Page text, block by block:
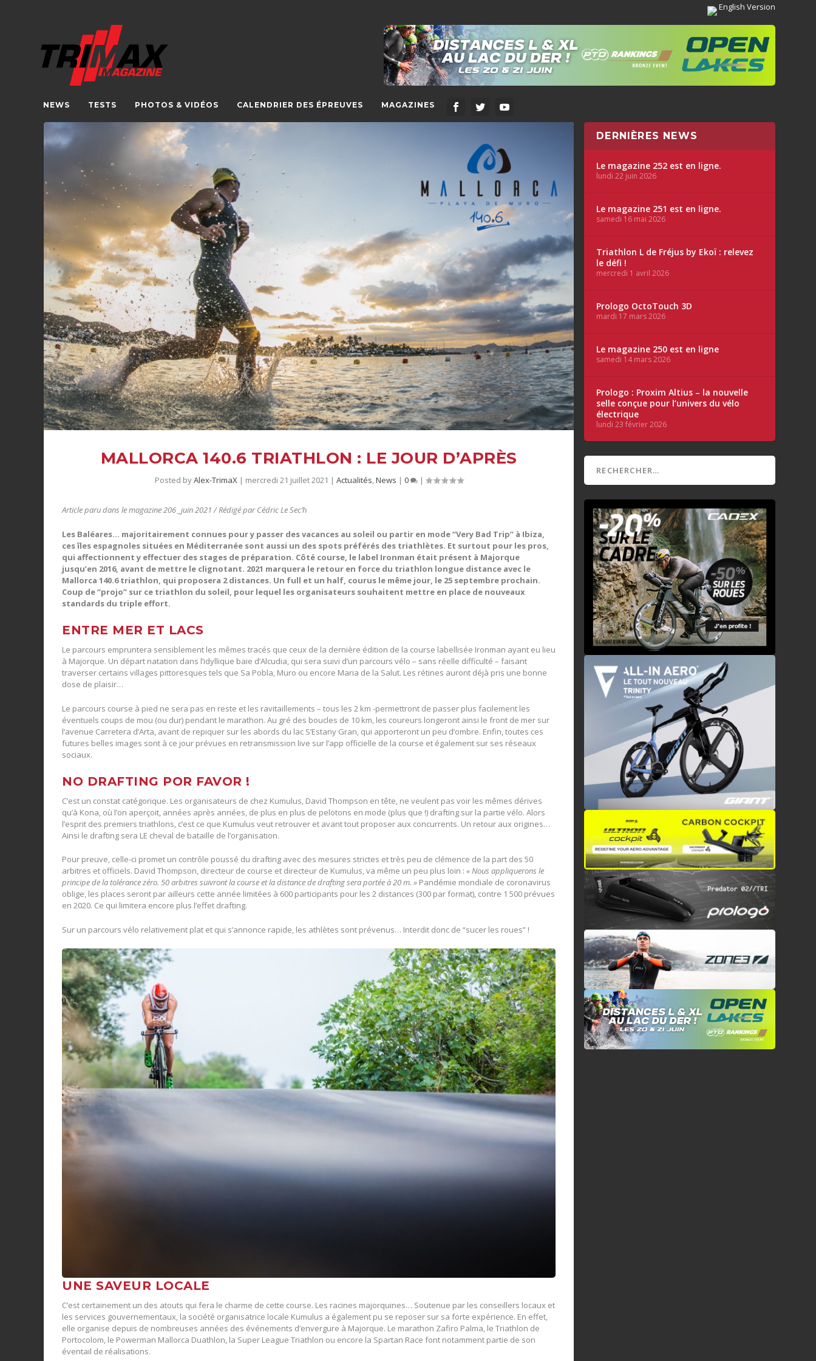
English Version
NEWS TESTS PHOTOS & VIDÉOS CALENDRIER DES ÉPREUVES MAGAZINES
MALLORCA 140.6 TRIATHLON : LE JOUR D’APRÈS
Posted byAlex-TrimaX| mercredi 21 juillet 2021 | Actualités,News | 0 |
Article paru dans le magazine 206 _juin 2021 / Rédigé par Cédric Le Sec’h
Les Baléares… majoritairement connues pour y passer des vacances au soleil ou partir en mode “Very Bad Trip” à Ibiza,
ces îles espagnoles situées en Méditerranée sont aussi un des spots préférés des triathlètes. Et surtout pour les pros,
qui affectionnent y effectuer des stages de préparation. Côté course, le label Ironman était présent à Majorque
jusqu’en 2016, avant de mettre le clignotant. 2021 marquera le retour en force du triathlon longue distance avec le
Mallorca 140.6 triathlon, qui proposera 2 distances. Un full et un half, courus le même jour, le 25 septembre prochain.
Coup de “projo” sur ce triathlon du soleil, pour lequel les organisateurs souhaitent mettre en place de nouveaux
standards du triple effort.
ENTRE MER ET LACS
Le parcours empruntera sensiblement les mêmes tracés que ceux de la dernière édition de la course labellisée Ironman ayant eu lieu
à Majorque. Un départ natation dans l’idyllique baie d’Alcudia, qui sera suivi d’un parcours vélo – sans réelle difficulté – faisant
traverser certains villages pittoresques tels que Sa Pobla, Muro ou encore Maria de la Salut. Les rétines auront déjà pris une bonne
dose de plaisir…
Le parcours course à pied ne sera pas en reste et les ravitaillements – tous les 2 km -permettront de passer plus facilement les
éventuels coups de mou (ou dur) pendant le marathon. Au gré des boucles de 10 km, les coureurs longeront ainsi le front de mer sur
l’avenue Carretera d’Arta, avant de repiquer sur les abords du lac S’Estany Gran, qui apporteront un peu d’ombre. Enfin, toutes ces
futures belles images sont à ce jour prévues en retransmission live sur l’app officielle de la course et également sur ses réseaux
sociaux.
NO DRAFTING POR FAVOR !
C’est un constat catégorique. Les organisateurs de chez Kumulus, David Thompson en tête, ne veulent pas voir les mêmes dérives
qu’à Kona, où l’on aperçoit, années après années, de plus en plus de pelotons en mode (plus que !) drafting sur la partie vélo. Alors
l’esprit des premiers triathlons, c’est ce que Kumulus veut retrouver et avant tout proposer aux concurrents. Un retour aux origines…
Ainsi le drafting sera LE cheval de bataille de l’organisation.
Pour preuve, celle-ci promet un contrôle poussé du drafting avec des mesures strictes et très peu de clémence de la part des 50
arbitres et officiels. David Thompson, directeur de course et directeur de Kumulus, va même un peu plus loin :« Nous appliquerons le
principe de la tolérance zéro. 50 arbitres suivront la course et la distance de drafting sera portée à 20 m. » Pandémie mondiale de coronavirus
oblige, les places seront par ailleurs cette année limitées à 600 participants pour les 2 distances (300 par format), contre 1 500 prévues
en 2020. Ce qui limitera encore plus l’effet drafting.
Sur un parcours vélo relativement plat et qui s’annonce rapide, les athlètes sont prévenus… Interdit donc de “sucer les roues” !
UNE SAVEUR LOCALE
C’est certainement un des atouts qui fera le charme de cette course. Les racines majorquines… Soutenue par les conseillers locaux et
les services gouvernementaux, la société organisatrice locale Kumulus a également pu se reposer sur sa forte expérience. En effet,
elle organise depuis de nombreuses années des événements d’envergure à Majorque. Le marathon Zafiro Palma, le Triathlon de
Portocolom, le Powerman Mallorca Duathlon, la Super League Triathlon ou encore la Spartan Race font notamment partie de son
éventail de réalisations.
DERNIÈRES NEWS
Le magazine 252 est en ligne.
lundi 22 juin 2026
Le magazine 251 est en ligne.
samedi 16 mai 2026
Triathlon L de Fréjus by Ekoï : relevez
le défi !
mercredi 1 avril 2026
Prologo OctoTouch 3D
mardi 17 mars 2026
Le magazine 250 est en ligne
samedi 14 mars 2026
Prologo : Proxim Altius – la nouvelle
selle conçue pour l’univers du vélo
électrique
lundi 23 février 2026